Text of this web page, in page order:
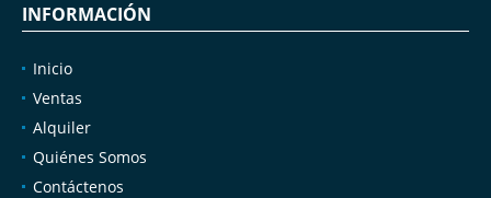
INFORMACIÓN
Inicio
Ventas
Alquiler
Quiénes Somos
Contáctenos